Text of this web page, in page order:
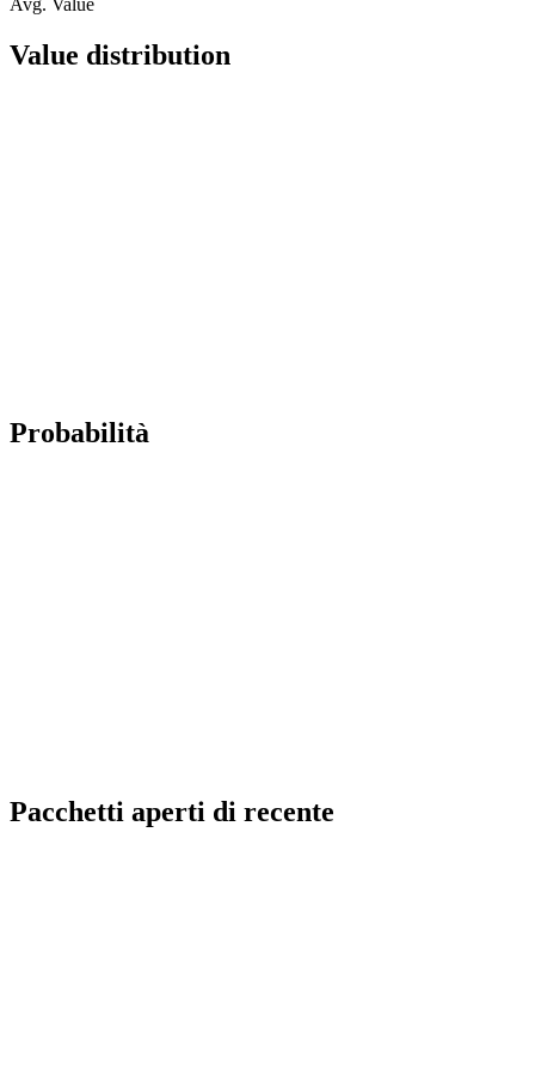
Value distribution
Probabilità
Pacchetti aperti di recente